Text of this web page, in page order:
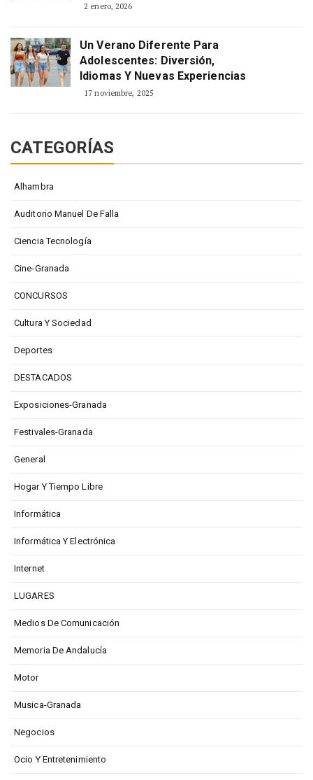
2 enero, 2026
Un Verano Diferente Para
Adolescentes: Diversión,
Idiomas Y Nuevas Experiencias
17 noviembre, 2025
CATEGORÍAS
Alhambra
Auditorio Manuel De Falla
Ciencia Tecnología
Cine-Granada
CONCURSOS
Cultura Y Sociedad
Deportes
DESTACADOS
Exposiciones-Granada
Festivales-Granada
General
Hogar Y Tiempo Libre
Informática
Informática Y Electrónica
Internet
LUGARES
Medios De Comunicación
Memoria De Andalucía
Motor
Musica-Granada
Negocios
Ocio Y Entretenimiento